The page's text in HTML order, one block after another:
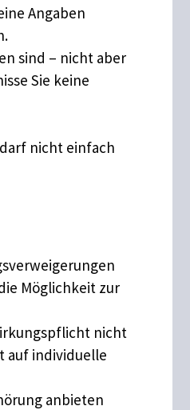
Angaben
sind – nicht aber
Sie keine
nicht einfach
Möglichkeit zur
nicht
auf individuelle
anbieten